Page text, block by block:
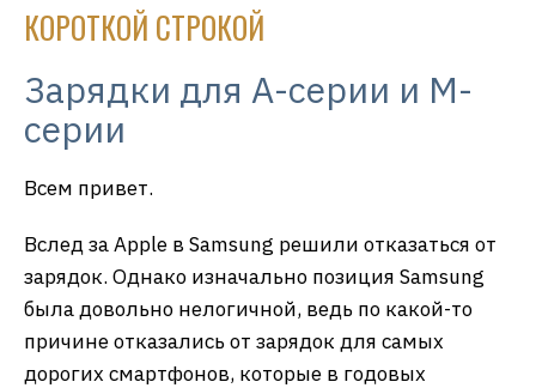
КОРОТКОЙ СТРОКОЙ
Зарядки для А-серии и М-
серии
Всем привет.
Вслед за Apple в Samsung решили отказаться от
зарядок. Однако изначально позиция Samsung
была довольно нелогичной, ведь по какой-то
причине отказались от зарядок для самых
дорогих смартфонов, которые в годовых